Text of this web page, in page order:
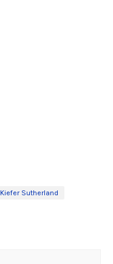
Kiefer Sutherland